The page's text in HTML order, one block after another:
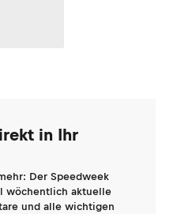
in Ihr
Der Speedweek
wöchentlich aktuelle
und alle wichtigen